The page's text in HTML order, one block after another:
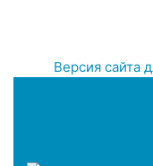
Версия сайта